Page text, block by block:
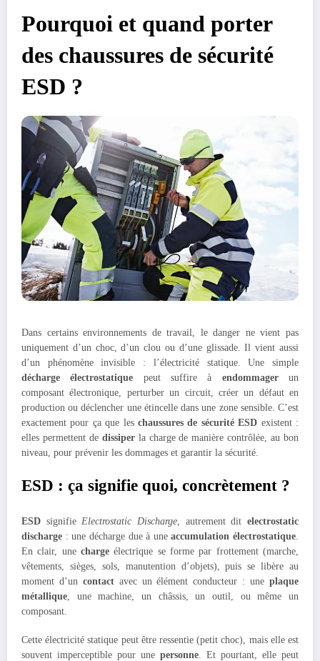
Pourquoi et quand porter
des chaussures de sécurité
ESD ?
Dans certains environnements de travail, le danger ne vient pas
uniquement d’un choc, d’un clou ou d’une glissade. Il vient aussi
d’un phénomène invisible : l’électricité statique. Une simple
décharge électrostatique peut suffire à endommagerun
composant électronique, perturber un circuit, créer un défaut en
production ou déclencher une étincelle dans une zone sensible. C’est
exactement pour ça que les chaussures de sécurité ESD existent :
elles permettent de dissiperla charge de manière contrôlée, au bon
niveau, pour prévenir les dommages et garantir la sécurité.
ESD : ça signifie quoi, concrètement ?
ESD signifie Electrostatic Discharge , autrement ditelectrostatic
discharge : une décharge due à uneaccumulation électrostatique
En clair, une charge électrique se forme par frottement (marche,
vêtements, sièges, sols, manutention d’objets), puis se libère au
moment d’un contactavec un élément conducteur : uneplaque
métallique , une machine, un châssis, un outil, ou même un
composant.
Cette électricité statique peut être ressentie (petit choc), mais elle est
souvent imperceptible pour une personne . Et pourtant, elle peut